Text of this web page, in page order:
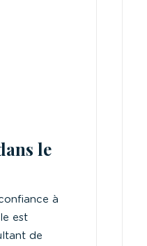
le
à
est
de